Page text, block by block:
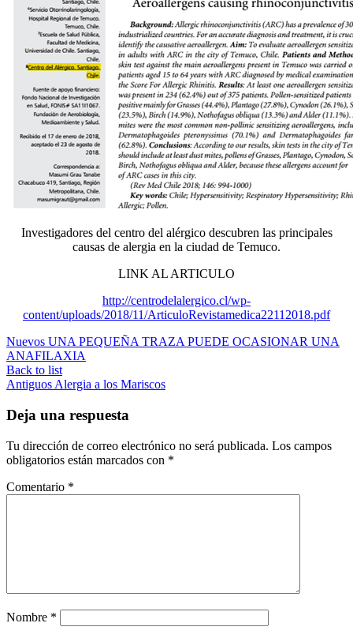
Investigadores del centro del alérgico descubren las principales
causas de alergia en la ciudad de Temuco.
LINK AL ARTICULO
http://centrodelalergico.cl/wp-
content/uploads/2018/11/ArticuloRevistamedica22112018.pdf
Nuevos UNA PEQUEÑA TRAZA PUEDE OCASIONAR UNA
ANAFILAXIA
Back to list
Antiguos Alergia a los Mariscos
Deja una respuesta
Tu dirección de correo electrónico no será publicada. Los campos
obligatorios están marcados con *
Comentario *
Nombre *